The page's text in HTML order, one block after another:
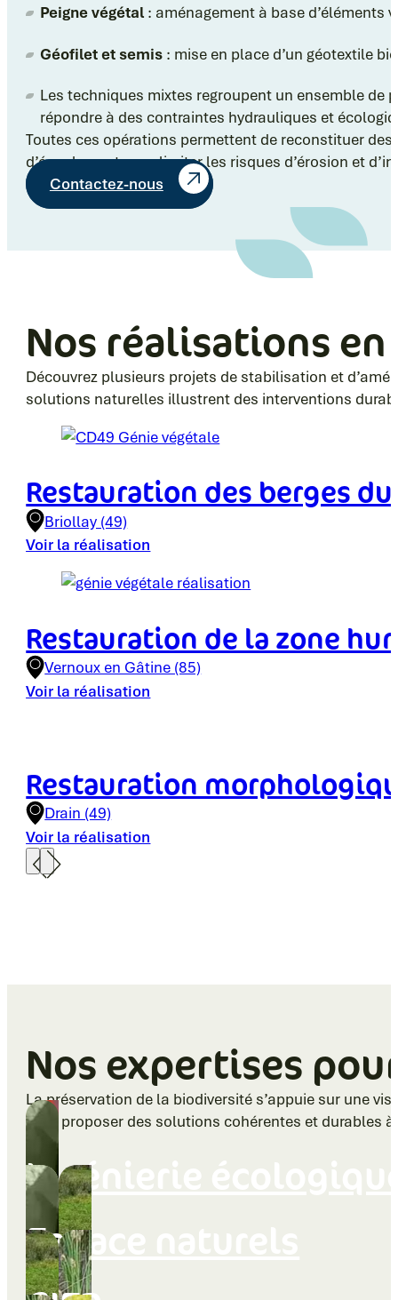
Peigne végétal : aménagement à base d’éléments
Géofilet et semis : mise en place d’un géotextile
Les techniques mixtes regroupent un ensemble de
répondre à des contraintes hydrauliques et
Toutes ces opérations permettent de reconstituer
d’écoulement pour limiter les risques d’érosion et
Contactez-nous
Nos réalisations
Découvrez plusieurs projets de stabilisation et
solutions naturelles illustrent des interventions
Restauration des berges
Briollay (49)
Voir la réalisation
Restauration de la zone
Vernoux en Gâtine (85)
Voir la réalisation
Restauration
Drain (49)
Voir la réalisation
Nos expertises
La préservation de la biodiversité s’appuie sur une
pour proposer des solutions cohérentes et durables
Ingénierie
Espace naturels